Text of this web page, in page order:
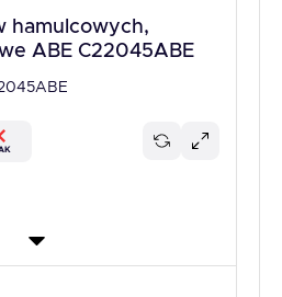
hamulcowych,
ABE C22045ABE